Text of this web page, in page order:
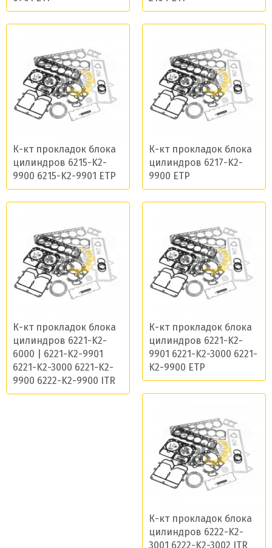
К-кт прокладок блока
цилиндров 6215-K2-
9900 6215-K2-9901 ETP
К-кт прокладок блока
цилиндров 6217-K2-
9900 ETP
К-кт прокладок блока
цилиндров 6221-K2-
6000 | 6221-K2-9901
6221-K2-3000 6221-K2-
9900 6222-K2-9900 ITR
К-кт прокладок блока
цилиндров 6221-K2-
9901 6221-K2-3000 6221-
K2-9900 ETP
К-кт прокладок блока
цилиндров 6222-K2-
3001 6222-K2-3002 ITR